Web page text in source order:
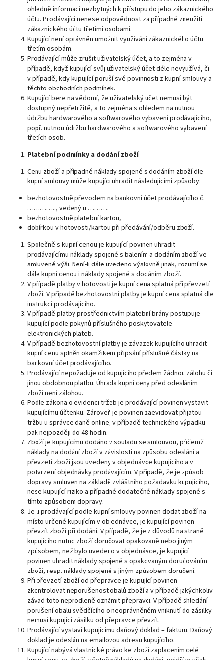
ohledně informací nezbytných k přístupu do jeho zákaznického
účtu. Prodávající nenese odpovědnost za případné zneužití
zákaznického účtu třetími osobami.
Kupující není oprávněn umožnit využívání zákaznického účtu
třetím osobám.
Prodávající může zrušit uživatelský účet, a to zejména v
případě, když kupující svůj uživatelský účet déle nevyužívá, či
v případě, kdy kupující poruší své povinnosti z kupní smlouvy a
těchto obchodních podmínek.
Kupující bere na vědomí, že uživatelský účet nemusí být
dostupný nepřetržitě, a to zejména s ohledem na nutnou
údržbu hardwarového a softwarového vybavení prodávajícího,
popř. nutnou údržbu hardwarového a softwarového vybavení
třetích osob.
Platební podmínky a dodání zboží
Cenu zboží a případné náklady spojené s dodáním zboží dle
kupní smlouvy může kupující uhradit následujícími způsoby:
bezhotovostně převodem na bankovní účet prodávajícího č.
………….., vedený u ……….
bezhotovostně platební kartou,
dobírkou v hotovosti/kartou při předávání/odběru zboží.
Společně s kupní cenou je kupující povinen uhradit
prodávajícímu náklady spojené s balením a dodáním zboží ve
smluvené výši. Není-li dále uvedeno výslovně jinak, rozumí se
dále kupní cenou i náklady spojené s dodáním zboží.
V případě platby v hotovosti je kupní cena splatná při převzetí
zboží. V případě bezhotovostní platby je kupní cena splatná dle
instrukcí prodávajícího.
V případě platby prostřednictvím platební brány postupuje
kupující podle pokynů příslušného poskytovatele
elektronických plateb.
V případě bezhotovostní platby je závazek kupujícího uhradit
kupní cenu splněn okamžikem připsání příslušné částky na
bankovní účet prodávajícího.
Prodávající nepožaduje od kupujícího předem žádnou zálohu či
jinou obdobnou platbu. Úhrada kupní ceny před odesláním
zboží není zálohou.
Podle zákona o evidenci tržeb je prodávající povinen vystavit
kupujícímu účtenku. Zároveň je povinen zaevidovat přijatou
tržbu u správce daně online, v případě technického výpadku
pak nejpozději do 48 hodin.
Zboží je kupujícímu dodáno v souladu se smlouvou, přičemž
náklady na dodání zboží v závislosti na způsobu odeslání a
převzetí zboží jsou uvedeny v objednávce kupujícího a v
potvrzení objednávky prodávajícím. V případě, že je způsob
dopravy smluven na základě zvláštního požadavku kupujícího,
nese kupující riziko a případné dodatečné náklady spojené s
tímto způsobem dopravy.
Je-li prodávající podle kupní smlouvy povinen dodat zboží na
místo určené kupujícím v objednávce, je kupující povinen
převzít zboží při dodání. V případě, že je z důvodů na straně
kupujícího nutno zboží doručovat opakovaně nebo jiným
způsobem, než bylo uvedeno v objednávce, je kupující
povinen uhradit náklady spojené s opakovaným doručováním
zboží, resp. náklady spojené s jiným způsobem doručení.
Při převzetí zboží od přepravce je kupující povinen
zkontrolovat neporušenost obalů zboží a v případě jakýchkoliv
závad toto neprodleně oznámit přepravci. V případě shledání
porušení obalu svědčícího o neoprávněném vniknutí do zásilky
nemusí kupující zásilku od přepravce převzít.
Prodávající vystaví kupujícímu daňový doklad – fakturu. Daňový
doklad je odeslán na emailovou adresu kupujícího.
Kupující nabývá vlastnické právo ke zboží zaplacením celé